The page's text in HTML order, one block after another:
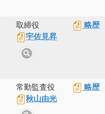
取締役
宇佐見昇
略歴
常勤監査役
秋山由光
略歴